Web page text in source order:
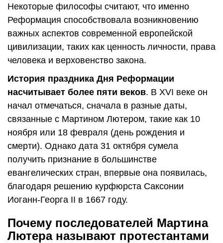
Некоторые философы считают, что именно
Реформация способствовала возникновению
важных аспектов современной европейской
цивилизации, таких как ценность личности, права
человека и верховенство закона.
История праздника Дня Реформации
насчитывает более пяти веков. В XVI веке он
начал отмечаться, сначала в разные даты,
связанные с Мартином Лютером, такие как 10
ноября или 18 февраля (день рождения и
смерти). Однако дата 31 октября сумела
получить признание в большинстве
евангелических стран, впервые она появилась,
благодаря решению курфюрста Саксонии
Иоганн-Георга II в 1667 году.
Почему последователей Мартина
Лютера называют протестантами